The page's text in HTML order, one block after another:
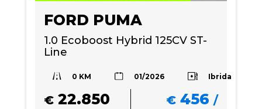
FORD PUMA
1.0 Ecoboost Hybrid 125CV ST-
Line
0 KM 01/2026 Ibrida
€ 22.850 € 456 /